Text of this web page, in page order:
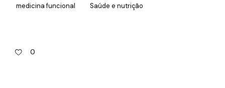
medicina funcional
Saúde e nutrição
0